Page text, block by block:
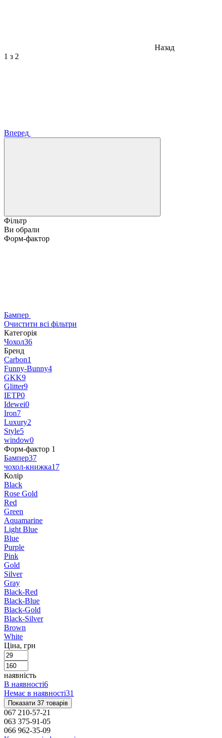
Назад
1 з 2
Вперед
Фільтр
Ви обрали
Форм-фактор
Бампер
Очистити всі фільтри
Категорія
Чохол36
Бренд
Carbon1
Funny-Bunny4
GKK9
Glitter9
IETP0
Idewei0
Iron7
Luxury2
Style5
window0
Форм-фактор 1
Бампер37
чохол-книжка17
Колір
Black
Rose Gold
Red
Green
Aquamarine
Light Blue
Blue
Purple
Pink
Gold
Silver
Gray
Black-Red
Black-Blue
Black-Gold
Black-Silver
Brown
White
Ціна, грн
наявність
В наявності6
Немає в наявності31
Показати 37 товарів
067 210-57-21
063 375-91-05
066 962-35-09